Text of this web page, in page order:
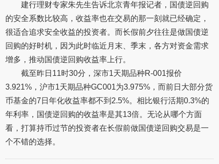
建行理财专家朱先生告诉北京青年报记者，国债逆回购
的安全系数比较高，收益率也在交易的那一刻就已经确定，
很适合追求安全收益的投资者。而长假前夕往往是做国债逆
回购的好时机，因为此时临近月末、季末，各方对资金需求
增多，推动国债逆回购收益率上行。
截至昨日11时30分，深市1天期品种R-001报价
3.921%，沪市1天期品种GC001为3.975%，而前日大部分货
币基金的7日年化收益率都不到2.5%。相比银行活期0.3%的
年利率，国债逆回购的收益率是其13倍。无论从哪个方面
看，打算持币过节的投资者在长假前做国债逆回购交易是一
个不错的选择。